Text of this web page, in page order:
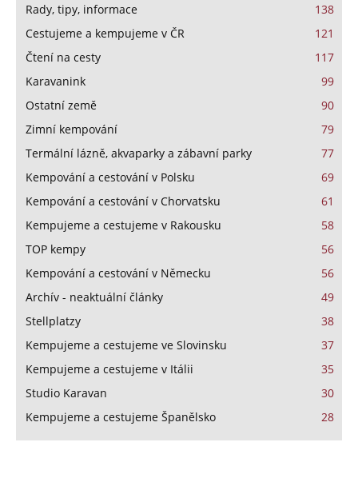
Rady, tipy, informace
138
Cestujeme a kempujeme v ČR
121
Čtení na cesty
117
Karavanink
99
Ostatní země
90
Zimní kempování
79
Termální lázně, akvaparky a zábavní parky
77
Kempování a cestování v Polsku
69
Kempování a cestování v Chorvatsku
61
Kempujeme a cestujeme v Rakousku
58
TOP kempy
56
Kempování a cestování v Německu
56
Archív - neaktuální články
49
Stellplatzy
38
Kempujeme a cestujeme ve Slovinsku
37
Kempujeme a cestujeme v Itálii
35
Studio Karavan
30
Kempujeme a cestujeme Španělsko
28